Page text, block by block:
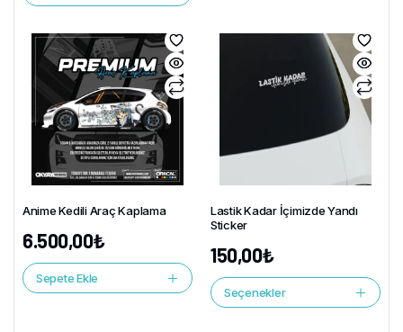
Anime Kedili Araç Kaplama
6.500,00₺
Sepete Ekle
Lastik Kadar İçimizde Yandı
Sticker
150,00₺
Seçenekler